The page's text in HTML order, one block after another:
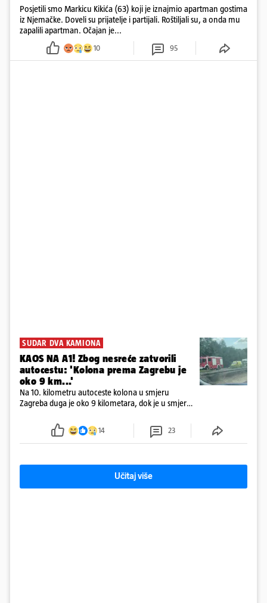
Posjetili smo Markicu Kikića (63) koji je iznajmio apartman gostima
iz Njemačke. Doveli su prijatelje i partijali. Roštiljali su, a onda mu
zapalili apartman. Očajan je...
10 95
SUDAR DVA KAMIONA
KAOS NA A1! Zbog nesreće zatvorili
autocestu: 'Kolona prema Zagrebu je
oko 9 km...'
Na 10. kilometru autoceste kolona u smjeru
Zagreba duga je oko 9 kilometara, dok je u smjeru
14 23
Učitaj više